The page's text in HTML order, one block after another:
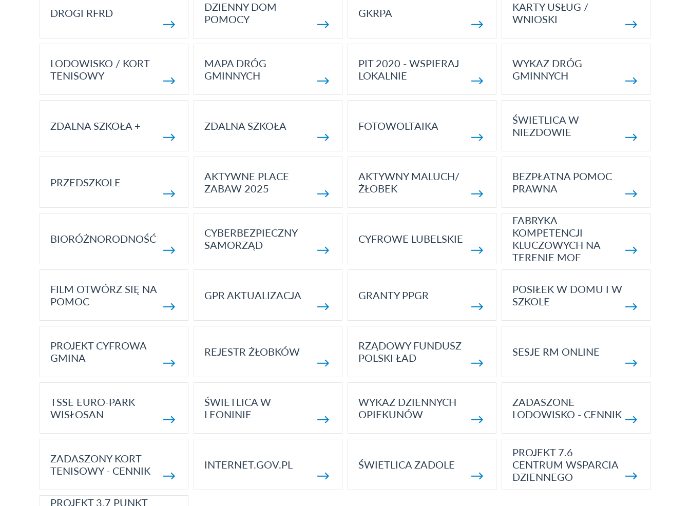
DROGI RFRD
DZIENNY DOM
POMOCY
GKRPA
KARTY USŁUG /
WNIOSKI
LODOWISKO / KORT
TENISOWY
MAPA DRÓG
GMINNYCH
PIT 2020 - WSPIERAJ
LOKALNIE
WYKAZ DRÓG
GMINNYCH
ZDALNA SZKOŁA + ZDALNA SZKOŁA FOTOWOLTAIKA
ŚWIETLICA W
NIEZDOWIE
PRZEDSZKOLE
AKTYWNE PLACE
ZABAW 2025
AKTYWNY MALUCH/
ŻŁOBEK
BEZPŁATNA POMOC
PRAWNA
BIORÓŻNORODNOŚĆ
CYBERBEZPIECZNY
SAMORZĄD
CYFROWE LUBELSKIE
FABRYKA
KOMPETENCJI
KLUCZOWYCH NA
TERENIE MOF
FILM OTWÓRZ SIĘ NA
POMOC
GPR AKTUALIZACJA GRANTY PPGR
POSIŁEK W DOMU I W
SZKOLE
PROJEKT CYFROWA
GMINA
REJESTR ŻŁOBKÓW
RZĄDOWY FUNDUSZ
POLSKI ŁAD
SESJE RM ONLINE
TSSE EURO-PARK
WISŁOSAN
ŚWIETLICA W
LEONINIE
WYKAZ DZIENNYCH
OPIEKUNÓW
ZADASZONE
LODOWISKO - CENNIK
ZADASZONY KORT
TENISOWY - CENNIK
INTERNET.GOV.PL ŚWIETLICA ZADOLE
PROJEKT 7.6
CENTRUM WSPARCIA
DZIENNEGO
PROJEKT 3.7 PUNKT